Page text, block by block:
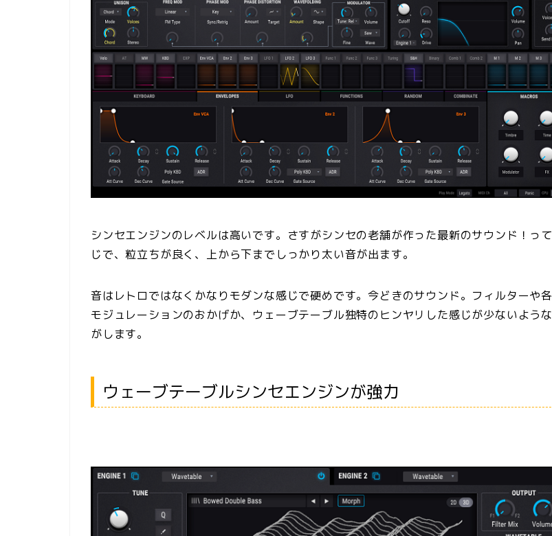
シンセエンジンのレベルは高いです。さすがシンセの老舗が作った最新のサウンド！っ
じで、粒立ちが良く、上から下までしっかり太い音が出ます。
音はレトロではなくかなりモダンな感じで硬めです。今どきのサウンド。フィルターや
モジュレーションのおかげか、ウェーブテーブル独特のヒンヤリした感じが少ないよう
がします。
ウェーブテーブルシンセエンジンが強力